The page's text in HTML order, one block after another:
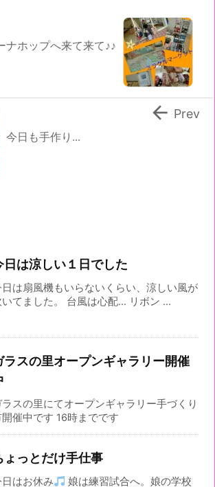
ナホップへ来て来て♪♪
今日も手作り...
 Prev
日は涼しい１日でした
日は扇風機もいらないくらい、涼しい風が
いてました。 台風は心配... リボン ...
ラスの里オープンギャラリー開催
ラスの里にてオープンギャラリー手づくり
催中です 16時までです
ょっとだけ手仕事
はお休み 娘は練習試合へ。娘の学校